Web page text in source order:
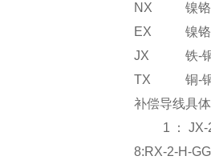
NX
镍
EX
镍
JX
铁-
TX
铜-
补偿导线具
1：JX-2-
8:RX-2-H-